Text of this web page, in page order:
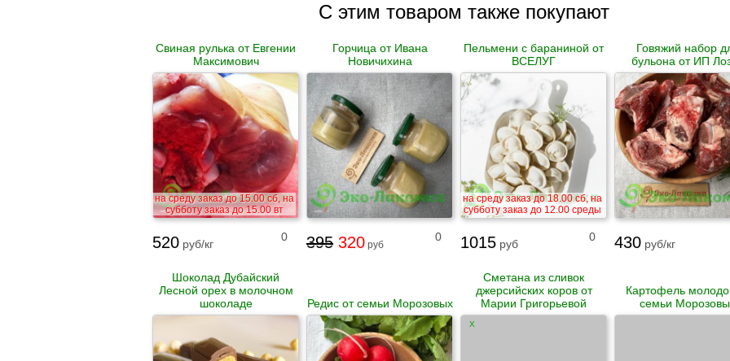
С этим товаром также покупают
Свиная рулька от Евгении
Максимович
на среду заказ до 15.00 сб, на
субботу заказ до 15.00 вт
520 руб/кг
0
Горчица от Ивана
Новичихина
395 320 руб
0
Пельмени с бараниной от
ВСЕЛУГ
на среду заказ до 18.00 сб, на
субботу заказ до 12.00 среды
1015 руб
0
Говяжий набор
бульона от ИП
430 руб/кг
Шоколад Дубайский
Лесной орех в молочном
шоколаде
Редис от семьи Морозовых
Сметана из сливок
джерсийских коров от
Марии Григорьевой
X
Картофель
семьи